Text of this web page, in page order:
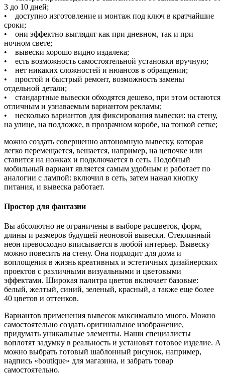
3 до 10 дней;
• доступно изготовление и монтаж под ключ в кратчайшие
сроки;
• они эффектно выглядят как при дневном, так и при
ночном свете;
• вывески хорошо видно издалека;
• есть возможность самостоятельной установки вручную;
• нет никаких сложностей и нюансов в обращении;
• простой и быстрый ремонт, возможность замены
отдельной детали;
• стандартные вывески обходятся дешево, при этом остаются
отличным и узнаваемым вариантом рекламы;
• несколько вариантов для фиксирования вывески: на стену,
на улице, на подложке, в прозрачном коробе, на тонкой сетке;
можно создать совершенно автономную вывеску, которая
легко перемещается, вешается, например, на цепочке или
ставится на ножках и подключается в сеть. Подобный
мобильный вариант является самым удобным и работает по
аналогии с лампой: включил в сеть, затем нажал кнопку
питания, и вывеска работает.
Простор для фантазии
Вы абсолютно не ограничены в выборе расцветок, форм,
длины и размеров будущей неоновой вывески. Стеклянный
неон превосходно вписывается в любой интерьер. Вывеску
можно повесить на стену. Она подходит для дома и
воплощения в жизнь креативных и эстетичных дизайнерских
проектов с различными визуальными и цветовыми
эффектами. Широкая палитра цветов включает базовые:
белый, желтый, синий, зеленый, красный, а также еще более
40 цветов и оттенков.
Вариантов применения вывесок максимально много. Можно
самостоятельно создать оригинальное изображение,
придумать уникальные элементы. Наши специалисты
воплотят задумку в реальность и установят готовое изделие. А
можно выбрать готовый шаблонный рисунок, например,
надпись «boutique» для магазина, и забрать товар
самостоятельно.